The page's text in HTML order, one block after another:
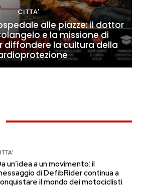
CITTA'
alle piazze: il dottor
e la missione di
diffondere la cultura della
un’idea a un movimento: il
di DefibRider continua a
il mondo dei motociclisti